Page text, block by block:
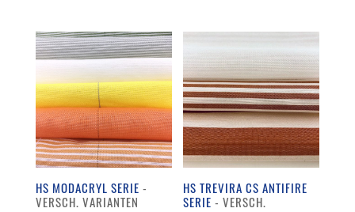
HS MODACRYL SERIE
HS TREVIRA CS ANTIFIRE
SERIE